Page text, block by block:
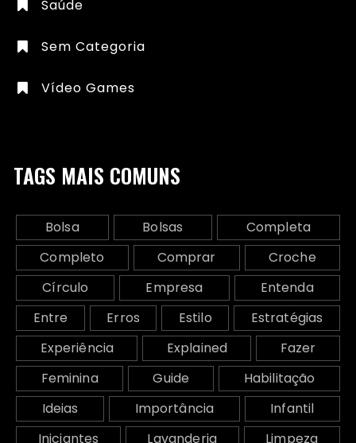
Saúde
Sem Categoria
Vídeo Games
TAGS MAIS COMUNS
Bolsa Bolsas
Completa
Completo
Comprar
Croche
Círculo
Empresa
Entenda
Entre
Erros Estilo
Estratégias
Experiência
Explained
Fazer
Feminina
Guide
Habilitação
Ideias
Importância
Infantil
Iniciantes
Lavanderia Limpeza